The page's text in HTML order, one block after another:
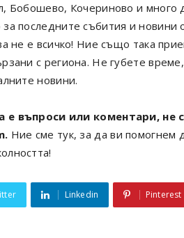
Бобошево, Кочериново и много
последните събития и
не е всичко! Ние също така
с региона. Не губете
новини.
е въпроси или коментари, не
Ние сме тук, за да ви помогнем
Linkedin Pinterest